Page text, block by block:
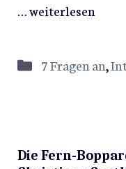
…weiterlesen
Kategorien
7 Fragen an,
Die Fern-